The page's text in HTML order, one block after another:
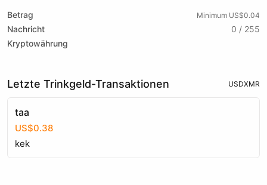
Betrag Minimum US$0.04
Nachricht
0 / 255
Kryptowährung
Letzte Trinkgeld-Transaktionen USDXMR
taa
US$0.38
kek